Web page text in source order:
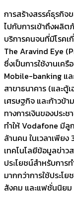
การสร้างสรรค์ธุรกิ
ไปกับการเข้าถึงผลิต
บริการคนจนที่มีโรคเ
The Aravind Eye
ซึ่งเป็นการใช้งานเค
Mobile-banking แล
สาขาธนาคาร (และตู้
เศรษฐกิจ และก้าวข้
ทางการเงินของประ
ทำให้ Vodafone มีลู
ล้านคน ในเวลาเพียง
เทคโนโลยีข้อมูลข่าว
ประโยชน์สำหรับการ
มากกว่าการใช้ประโ
สังคม และแฟชั่นนิยม